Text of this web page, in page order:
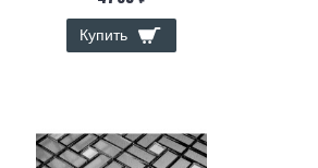
Купить